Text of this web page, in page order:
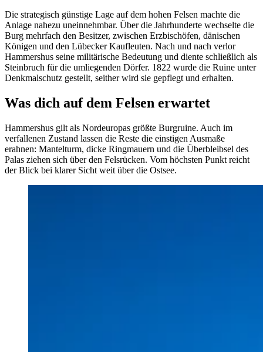
Die strategisch günstige Lage auf dem hohen Felsen machte die
Anlage nahezu uneinnehmbar. Über die Jahrhunderte wechselte die
Burg mehrfach den Besitzer, zwischen Erzbischöfen, dänischen
Königen und den Lübecker Kaufleuten. Nach und nach verlor
Hammershus seine militärische Bedeutung und diente schließlich als
Steinbruch für die umliegenden Dörfer. 1822 wurde die Ruine unter
Denkmalschutz gestellt, seither wird sie gepflegt und erhalten.
Was dich auf dem Felsen erwartet
Hammershus gilt als Nordeuropas größte Burgruine. Auch im
verfallenen Zustand lassen die Reste die einstigen Ausmaße
erahnen: Mantelturm, dicke Ringmauern und die Überbleibsel des
Palas ziehen sich über den Felsrücken. Vom höchsten Punkt reicht
der Blick bei klarer Sicht weit über die Ostsee.